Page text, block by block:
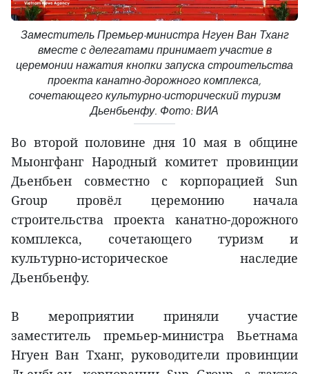
Заместитель Премьер-министра Нгуен Ван Тханг
вместе с делегатами принимает участие в
церемонии нажатия кнопки запуска строительства
проекта канатно-дорожного комплекса,
сочетающего культурно-исторический туризм
Дьенбьенфу. Фото: ВИА
Во второй половине дня 10 мая в общине
Мыонгфанг Народный комитет провинции
Дьенбьен совместно с корпорацией Sun
Group провёл церемонию начала
строительства проекта канатно-дорожного
комплекса, сочетающего туризм и
культурно-историческое наследие
Дьенбьенфу.
В мероприятии приняли участие
заместитель премьер-министра Вьетнама
Нгуен Ван Тханг, руководители провинции